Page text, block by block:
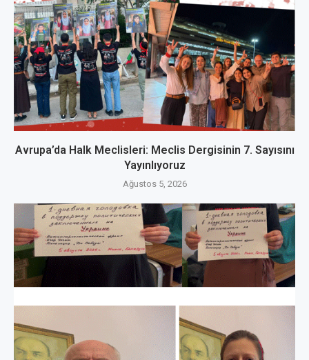
Avrupa’da Halk Meclisleri: Meclis Dergisinin 7. Sayısını
Yayınlıyoruz
Ağustos 5, 2026